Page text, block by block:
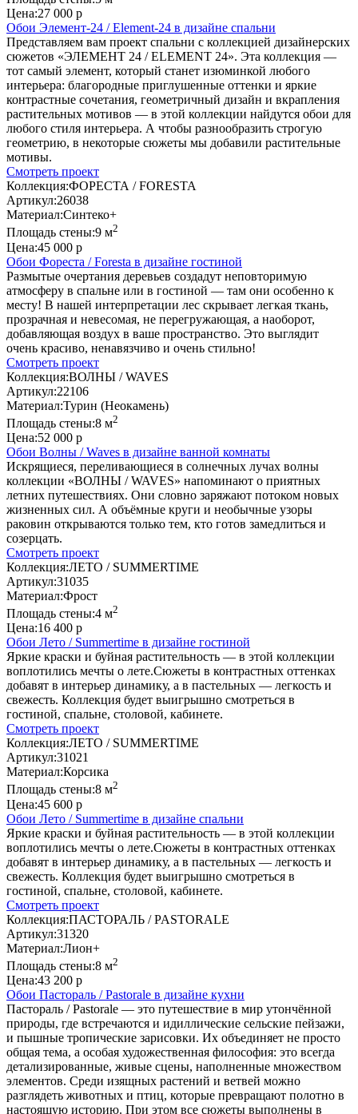
Цена:27 000 р
Обои Элемент-24 / Element-24 в дизайне спальни
Представляем вам проект спальни с коллекцией дизайнерских
сюжетов «ЭЛЕМЕНТ 24 / ELEMENT 24». Эта коллекция —
тот самый элемент, который станет изюминкой любого
интерьера: благородные приглушенные оттенки и яркие
контрастные сочетания, геометричный дизайн и вкрапления
растительных мотивов — в этой коллекции найдутся обои для
любого стиля интерьера. А чтобы разнообразить строгую
геометрию, в некоторые сюжеты мы добавили растительные
мотивы.
Смотреть проект
Коллекция:ФОРЕСТА / FORESTA
Артикул:26038
Материал:Синтеко+
Площадь стены:9 м2
Цена:45 000 р
Обои Фореста / Foresta в дизайне гостиной
Размытые очертания деревьев создадут неповторимую
атмосферу в спальне или в гостиной — там они особенно к
месту! В нашей интерпретации лес скрывает легкая ткань,
прозрачная и невесомая, не перегружающая, а наоборот,
добавляющая воздух в ваше пространство. Это выглядит
очень красиво, ненавязчиво и очень стильно!
Смотреть проект
Коллекция:ВОЛНЫ / WAVES
Артикул:22106
Материал:Турин (Неокамень)
Площадь стены:8 м2
Цена:52 000 р
Обои Волны / Waves в дизайне ванной комнаты
Искрящиеся, переливающиеся в солнечных лучах волны
коллекции «ВОЛНЫ / WAVES» напоминают о приятных
летних путешествиях. Они словно заряжают потоком новых
жизненных сил. А объёмные круги и необычные узоры
раковин открываются только тем, кто готов замедлиться и
созерцать.
Смотреть проект
Коллекция:ЛЕТО / SUMMERTIME
Артикул:31035
Материал:Фрост
Площадь стены:4 м2
Цена:16 400 р
Обои Лето / Summertime в дизайне гостиной
Яркие краски и буйная растительность — в этой коллекции
воплотились мечты о лете.Сюжеты в контрастных оттенках
добавят в интерьер динамику, а в пастельных — легкость и
свежесть. Коллекция будет выигрышно смотреться в
гостиной, спальне, столовой, кабинете.
Смотреть проект
Коллекция:ЛЕТО / SUMMERTIME
Артикул:31021
Материал:Корсика
Площадь стены:8 м2
Цена:45 600 р
Обои Лето / Summertime в дизайне спальни
Яркие краски и буйная растительность — в этой коллекции
воплотились мечты о лете.Сюжеты в контрастных оттенках
добавят в интерьер динамику, а в пастельных — легкость и
свежесть. Коллекция будет выигрышно смотреться в
гостиной, спальне, столовой, кабинете.
Смотреть проект
Коллекция:ПАСТОРАЛЬ / PASTORALE
Артикул:31320
Материал:Лион+
Площадь стены:8 м2
Цена:43 200 р
Обои Пастораль / Pastorale в дизайне кухни
Пастораль / Pastorale — это путешествие в мир утончённой
природы, где встречаются и идиллические сельские пейзажи,
и пышные тропические зарисовки. Их объединяет не просто
общая тема, а особая художественная философия: это всегда
детализированные, живые сцены, наполненные множеством
элементов. Среди изящных растений и ветвей можно
разглядеть животных и птиц, которые превращают полотно в
настоящую историю. При этом все сюжеты выполнены в